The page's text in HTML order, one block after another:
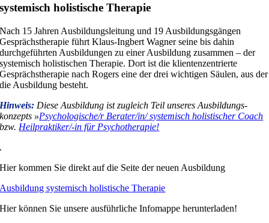
systemisch holistische Therapie
Nach 15 Jahren Ausbildungsleitung und 19 Ausbildungsgängen
Gesprächstherapie führt Klaus-Ingbert Wagner seine bis dahin
durchgeführten Ausbildungen zu einer Ausbildung zusammen – der
systemisch holistischen Therapie. Dort ist die klientenzentrierte
Gesprächstherapie nach Rogers eine der drei wichtigen Säulen, aus der
die Ausbildung besteht.
Hinweis: Diese Aus­bildung ist zugleich Teil unseres Aus­bildungs­
konzepts »Psycho­lo­gi­sche/r Be­rate­r/in/ systemisch holistischer Coach
bzw. Heilpraktiker/-in für Psycho­therapie!
.
Hier kommen Sie direkt auf die Seite der neuen Ausbildung
Ausbildung systemisch holistische Therapie
Hier können Sie unsere ausführliche Infomappe herunterladen!